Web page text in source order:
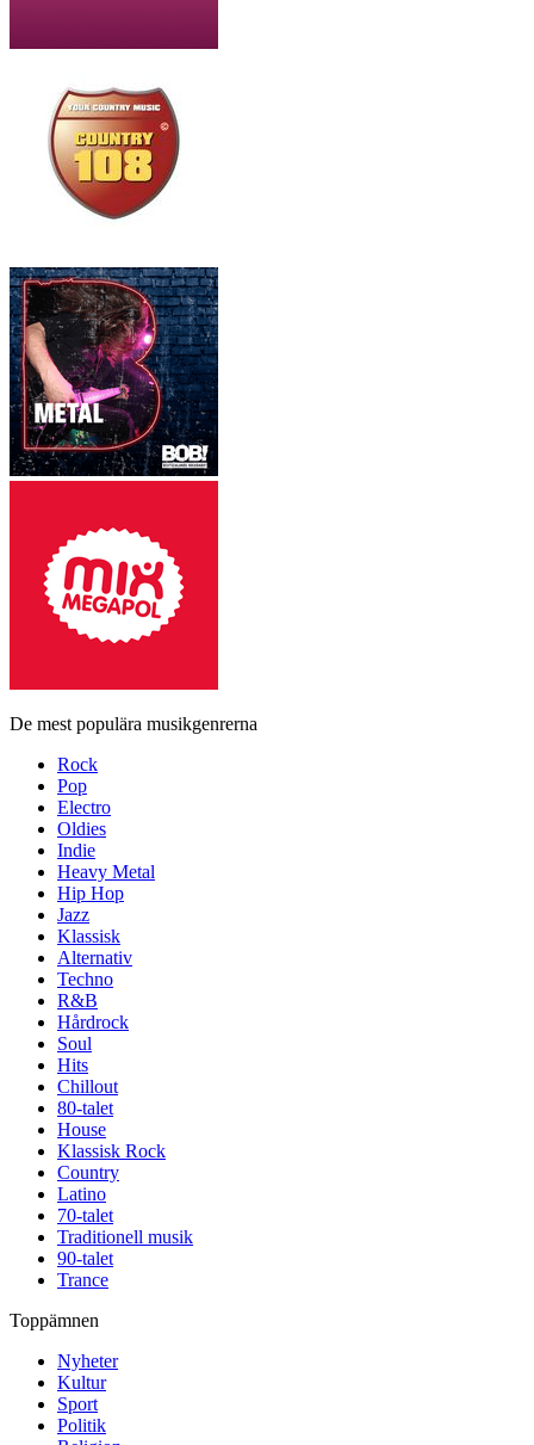
De mest populära musikgenrerna
Rock
Pop
Electro
Oldies
Indie
Heavy Metal
Hip Hop
Jazz
Klassisk
Alternativ
Techno
R&B
Hårdrock
Soul
Hits
Chillout
80-talet
House
Klassisk Rock
Country
Latino
70-talet
Traditionell musik
90-talet
Trance
Toppämnen
Nyheter
Kultur
Sport
Politik